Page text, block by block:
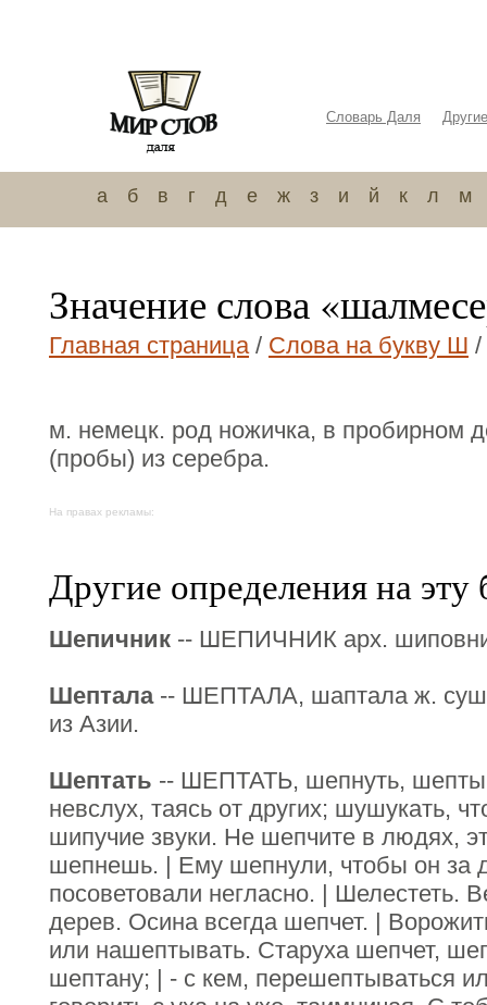
Словарь Даля
а б в г д е ж з и й к л м
Значение слова
Главная страница/ Слова на букву Ш /
м. немецк. род ножичка, в пробирном
(пробы) из серебра.
На правах рекламы:
Другие определения на эту
Шепичник -- ШЕПИЧНИК арх.
Шептала-- ШЕПТАЛА, шаптала ж.
из Азии.
Шептать -- ШЕПТАТЬ, шепнуть,
невслух, таясь от других; шушукать,
шипучие звуки. Не шепчите в людях,
шепнешь. | Ему шепнули, чтобы он за
посоветовали негласно. | Шелестеть.
дерев. Осина всегда шепчет. |
или нашептывать. Старуха шепчет,
шептану; | - с кем, перешептываться